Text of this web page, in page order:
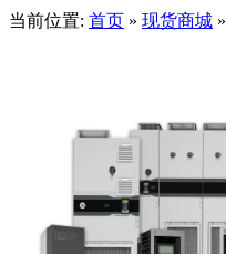
当前位置: 首页 » 现货商城 »